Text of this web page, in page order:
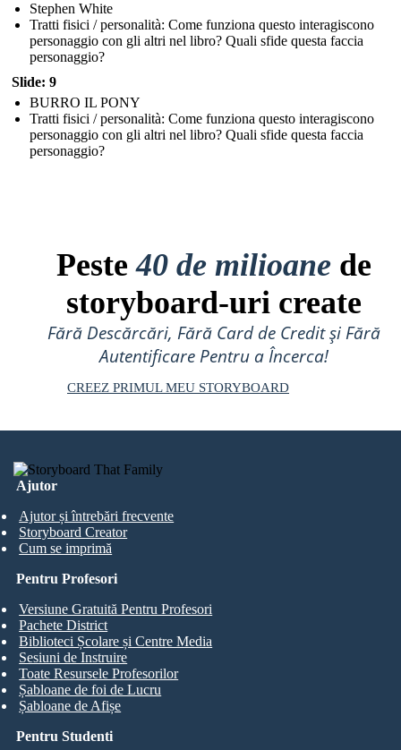
Stephen White
Tratti fisici / personalità: Come funziona questo interagiscono
personaggio con gli altri nel libro? Quali sfide questa faccia
personaggio?
Slide: 9
BURRO IL PONY
Tratti fisici / personalità: Come funziona questo interagiscono
personaggio con gli altri nel libro? Quali sfide questa faccia
personaggio?
Peste40 de milioane de
storyboard-uri create
Fără Descărcări, Fără Card de Credit și Fără
Autentificare Pentru a Încerca!
CREEZ PRIMUL MEU STORYBOARD
Ajutor
Ajutor și întrebări frecvente
Storyboard Creator
Cum se imprimă
Pentru Studenti
Pentru Profesori
Versiune Gratuită Pentru Profesori
Pachete District
Biblioteci Școlare și Centre Media
Sesiuni de Instruire
Toate Resursele Profesorilor
Șabloane de foi de Lucru
Șabloane de Afișe